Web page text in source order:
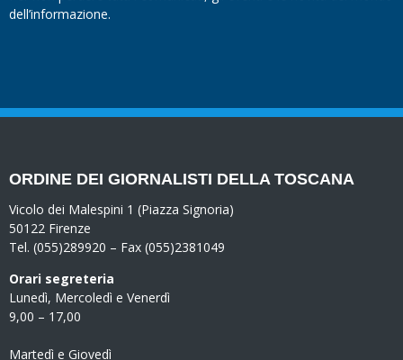
dell’informazione.
ORDINE DEI GIORNALISTI DELLA TOSCANA
Vicolo dei Malespini 1 (Piazza Signoria)
50122 Firenze
Tel. (055)289920 – Fax (055)2381049
Orari segreteria
Lunedì, Mercoledì e Venerdì
9,00 – 17,00
Martedì e Giovedì